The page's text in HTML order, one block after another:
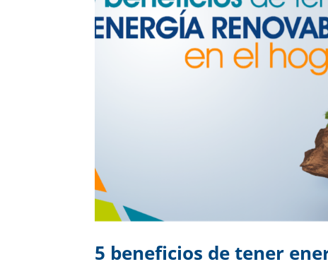
5 beneficios de tener